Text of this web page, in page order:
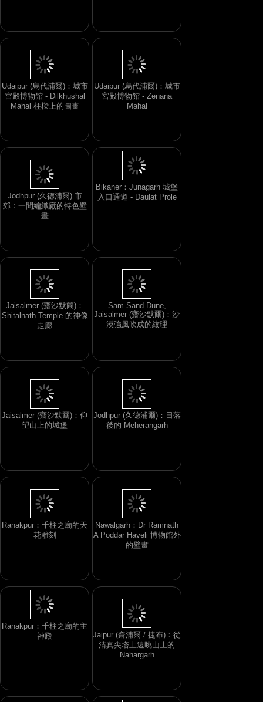
Udaipur (烏代浦爾)：城市
宮殿博物館 - Dilkhushal
Mahal 柱樑上的圖畫
Udaipur (烏代浦爾)：城市
宮殿博物館 - Zenana
Mahal
Jodhpur (久德浦爾) 市
郊：一間編織廠的特色壁
畫
Bikaner：Junagarh 城堡
入口通道 - Daulat Prole
Jaisalmer (齋沙默爾)：
Shitalnath Temple 的神像
走廊
Sam Sand Dune,
Jaisalmer (齋沙默爾)：沙
漠強風吹成的紋理
Jaisalmer (齋沙默爾)：仰
望山上的城堡
Jodhpur (久德浦爾)：日落
後的 Meherangarh
Ranakpur：千柱之廟的天
花雕刻
Nawalgarh：Dr Ramnath
A Poddar Haveli 博物館外
的壁畫
Ranakpur：千柱之廟的主
神殿
Jaipur (齋浦爾 / 捷布)：從
清真尖塔上遠眺山上的
Nahargarh